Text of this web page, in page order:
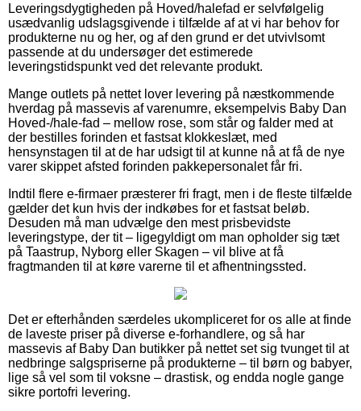
Leveringsdygtigheden på Hoved/halefad er selvfølgelig
usædvanlig udslagsgivende i tilfælde af at vi har behov for
produkterne nu og her, og af den grund er det utvivlsomt
passende at du undersøger det estimerede
leveringstidspunkt ved det relevante produkt.
Mange outlets på nettet lover levering på næstkommende
hverdag på massevis af varenumre, eksempelvis Baby Dan
Hoved-/hale-fad – mellow rose, som står og falder med at
der bestilles forinden et fastsat klokkeslæt, med
hensynstagen til at de har udsigt til at kunne nå at få de nye
varer skippet afsted forinden pakkepersonalet får fri.
Indtil flere e-firmaer præsterer fri fragt, men i de fleste tilfælde
gælder det kun hvis der indkøbes for et fastsat beløb.
Desuden må man udvælge den mest prisbevidste
leveringstype, der tit – ligegyldigt om man opholder sig tæt
på Taastrup, Nyborg eller Skagen – vil blive at få
fragtmanden til at køre varerne til et afhentningssted.
Det er efterhånden særdeles ukompliceret for os alle at finde
de laveste priser på diverse e-forhandlere, og så har
massevis af Baby Dan butikker på nettet set sig tvunget til at
nedbringe salgspriserne på produkterne – til børn og babyer,
lige så vel som til voksne – drastisk, og endda nogle gange
sikre portofri levering.